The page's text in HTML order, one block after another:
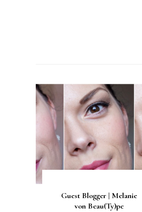
Guest Blogger | Melanie
von Beau(Ty)pe